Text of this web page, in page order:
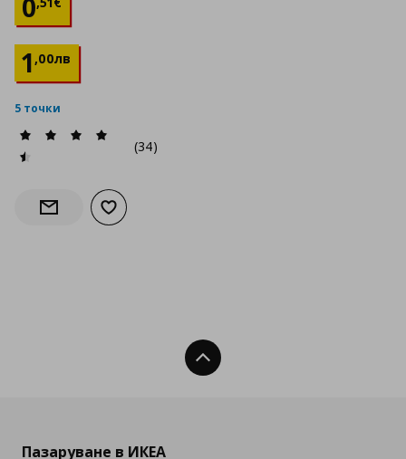
1,00лв
5 точки
(34)
Информирай ме за наличност
Добави към списъка с любими
Нагоре
Пазаруване в ИКЕА